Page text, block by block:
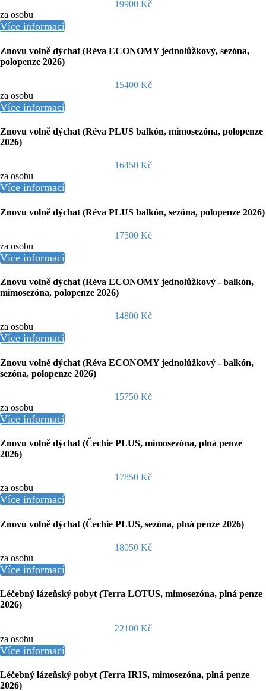
19900 Kč
za osobu
Více informací
Znovu volně dýchat (Réva ECONOMY jednolůžkový, sezóna,
polopenze 2026)
15400 Kč
za osobu
Více informací
Znovu volně dýchat (Réva PLUS balkón, mimosezóna, polopenze
2026)
16450 Kč
za osobu
Více informací
Znovu volně dýchat (Réva PLUS balkón, sezóna, polopenze 2026)
17500 Kč
za osobu
Více informací
Znovu volně dýchat (Réva ECONOMY jednolůžkový - balkón,
mimosezóna, polopenze 2026)
14800 Kč
za osobu
Více informací
Znovu volně dýchat (Réva ECONOMY jednolůžkový - balkón,
sezóna, polopenze 2026)
15750 Kč
za osobu
Více informací
Znovu volně dýchat (Čechie PLUS, mimosezóna, plná penze
2026)
17850 Kč
za osobu
Více informací
Znovu volně dýchat (Čechie PLUS, sezóna, plná penze 2026)
18050 Kč
za osobu
Více informací
Léčebný lázeňský pobyt (Terra LOTUS, mimosezóna, plná penze
2026)
22100 Kč
za osobu
Více informací
Léčebný lázeňský pobyt (Terra IRIS, mimosezóna, plná penze
2026)